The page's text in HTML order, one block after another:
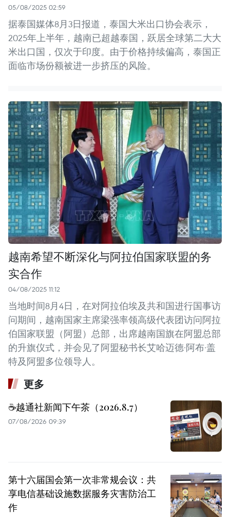
05/08/2025 02:59
据泰国媒体8月3日报道，泰国大米出口协会表示，
2025年上半年，越南已超越泰国，跃居全球第二大大
米出口国，仅次于印度。由于价格持续偏高，泰国正
面临市场份额被进一步挤压的风险。
越南希望不断深化与阿拉伯国家联盟的务
实合作
04/08/2025 11:12
当地时间8月4日，在对阿拉伯埃及共和国进行国事访
问期间，越南国家主席梁强率领高级代表团访问阿拉
伯国家联盟（阿盟）总部，出席越南国旗在阿盟总部
的升旗仪式，并会见了阿盟秘书长艾哈迈德·阿布·盖
特及阿盟多位领导人。
更多
☕️越通社新闻下午茶（2026.8.7）
07/08/2026 09:39
第十六届国会第一次非常规会议：共
享电信基础设施数据服务灾害防治工
作